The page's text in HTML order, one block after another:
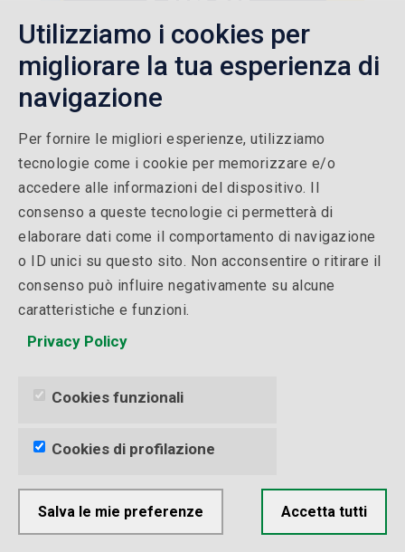
Corso Impresa-Banca:
rapporti, rating e reputation
sviluppare le competenze per la gestione dei
collaborazione con i docenti di @Headvisor.
Utilizziamo i cookies per
migliorare la tua esperienza di
navigazione
Per fornire le migliori esperienze, utilizziamo
tecnologie come i cookie per memorizzare e/o
accedere alle informazioni del dispositivo. Il
consenso a queste tecnologie ci permetterà di
elaborare dati come il comportamento di navigazione
o ID unici su questo sito. Non acconsentire o ritirare il
consenso può influire negativamente su alcune
caratteristiche e funzioni.
Privacy Policy
Cookies funzionali
Cookies di profilazione
Salva le mie preferenze Accetta tutti